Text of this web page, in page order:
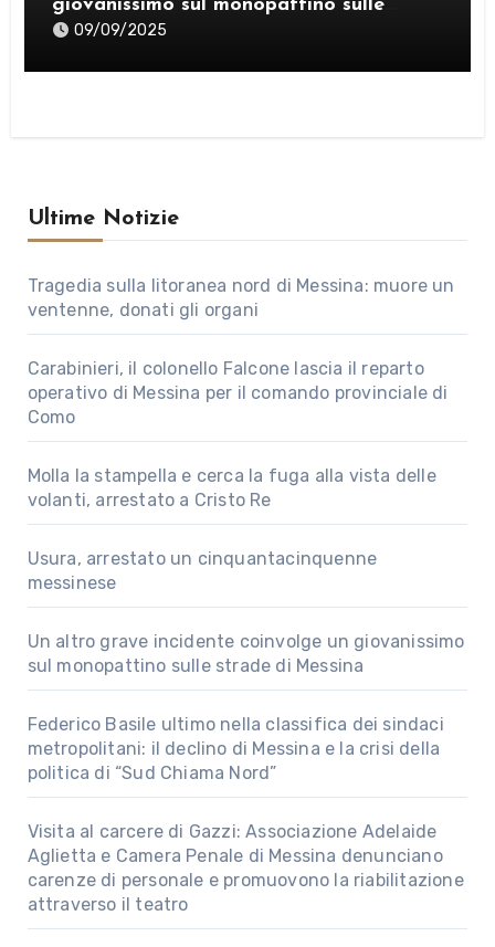
giovanissimo sul monopattino sulle
strade di Messina
09/09/2025
Ultime Notizie
Tragedia sulla litoranea nord di Messina: muore un
ventenne, donati gli organi
Carabinieri, il colonello Falcone lascia il reparto
operativo di Messina per il comando provinciale di
Como
Molla la stampella e cerca la fuga alla vista delle
volanti, arrestato a Cristo Re
Usura, arrestato un cinquantacinquenne
messinese
Un altro grave incidente coinvolge un giovanissimo
sul monopattino sulle strade di Messina
Federico Basile ultimo nella classifica dei sindaci
metropolitani: il declino di Messina e la crisi della
politica di “Sud Chiama Nord”
Visita al carcere di Gazzi: Associazione Adelaide
Aglietta e Camera Penale di Messina denunciano
carenze di personale e promuovono la riabilitazione
attraverso il teatro